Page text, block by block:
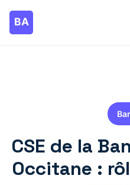
CSE de la
Occitane :